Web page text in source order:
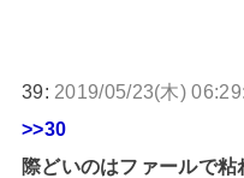
39: 2019/05/23(木)
>>30
際どいのはファールで粘